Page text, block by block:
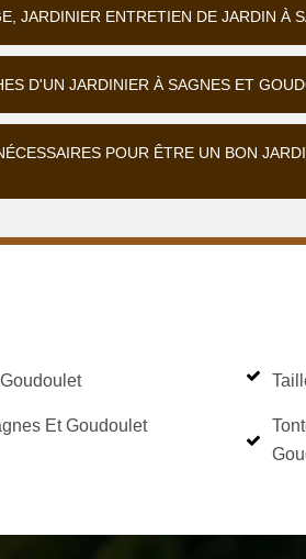
JARDINIER ENTRETIEN DE JARDIN À
D'UN JARDINIER À SAGNES ET
POUR ÊTRE UN BON
Et Goudoulet